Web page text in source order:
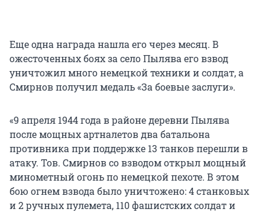
Еще одна награда нашла его через месяц. В
ожесточенных боях за село Пылява его взвод
уничтожил много немецкой техники и солдат, а
Смирнов получил медаль «За боевые заслуги».
«9 апреля 1944 года в районе деревни Пылява
после мощных артналетов два батальона
противника при поддержке 13 танков перешли в
атаку. Тов. Смирнов со взводом открыл мощный
минометный огонь по немецкой пехоте. В этом
бою огнем взвода было уничтожено: 4 станковых
и 2 ручных пулемета, 110 фашистских солдат и